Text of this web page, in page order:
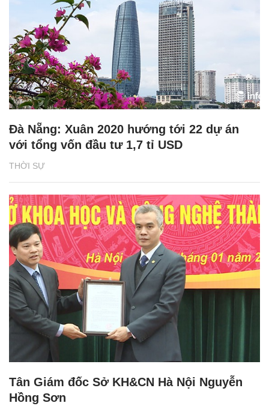
THỜI SỰ
Đà Nẵng: Xuân 2020 hướng tới 22 dự án
với tổng vốn đầu tư 1,7 tỉ USD
Tân Giám đốc Sở KH&CN Hà Nội Nguyễn
Hồng Sơn